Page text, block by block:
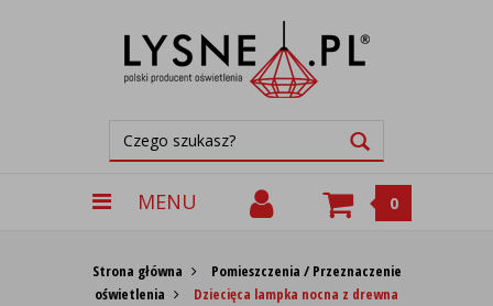
MENU 0
Strona główna
Pomieszczenia / Przeznaczenie
oświetlenia
Dziecięca lampka nocna z drewna